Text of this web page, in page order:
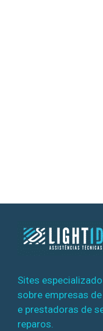
Sites
sobre empresas
e prestadoras de
reparos.